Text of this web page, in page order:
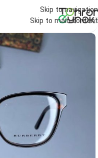
Skip to navigation
Skip to main content